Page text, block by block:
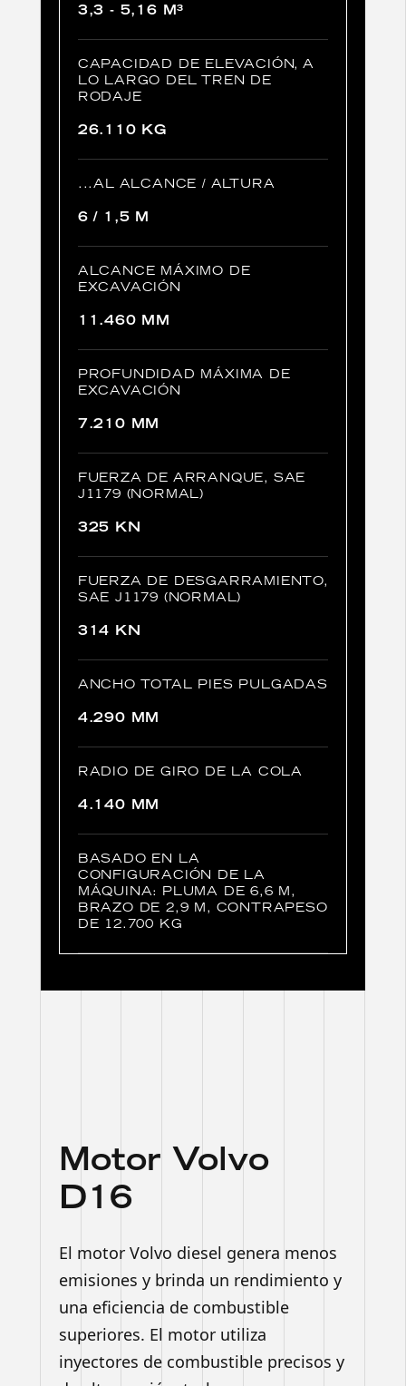
3,3 - 5,16 M³
CAPACIDAD DE ELEVACIÓN, A
LO LARGO DEL TREN DE
RODAJE
26.110 KG
...AL ALCANCE / ALTURA
6 / 1,5 M
ALCANCE MÁXIMO DE
EXCAVACIÓN
11.460 MM
PROFUNDIDAD MÁXIMA DE
EXCAVACIÓN
7.210 MM
FUERZA DE ARRANQUE, SAE
J1179 (NORMAL)
325 KN
FUERZA DE DESGARRAMIENTO,
SAE J1179 (NORMAL)
314 KN
ANCHO TOTAL PIES PULGADAS
4.290 MM
RADIO DE GIRO DE LA COLA
4.140 MM
BASADO EN LA
CONFIGURACIÓN DE LA
MÁQUINA: PLUMA DE 6,6 M,
BRAZO DE 2,9 M, CONTRAPESO
DE 12.700 KG
Motor Volvo
D16
El motor Volvo diesel genera menos
emisiones y brinda un rendimiento y
una eficiencia de combustible
superiores. El motor utiliza
inyectores de combustible precisos y